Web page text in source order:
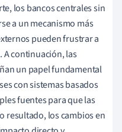
los bancos centrales sin
a un mecanismo más
pueden frustrar a
A continuación, las
un papel fundamental
con sistemas basados
fuentes para que las
resultado, los cambios en